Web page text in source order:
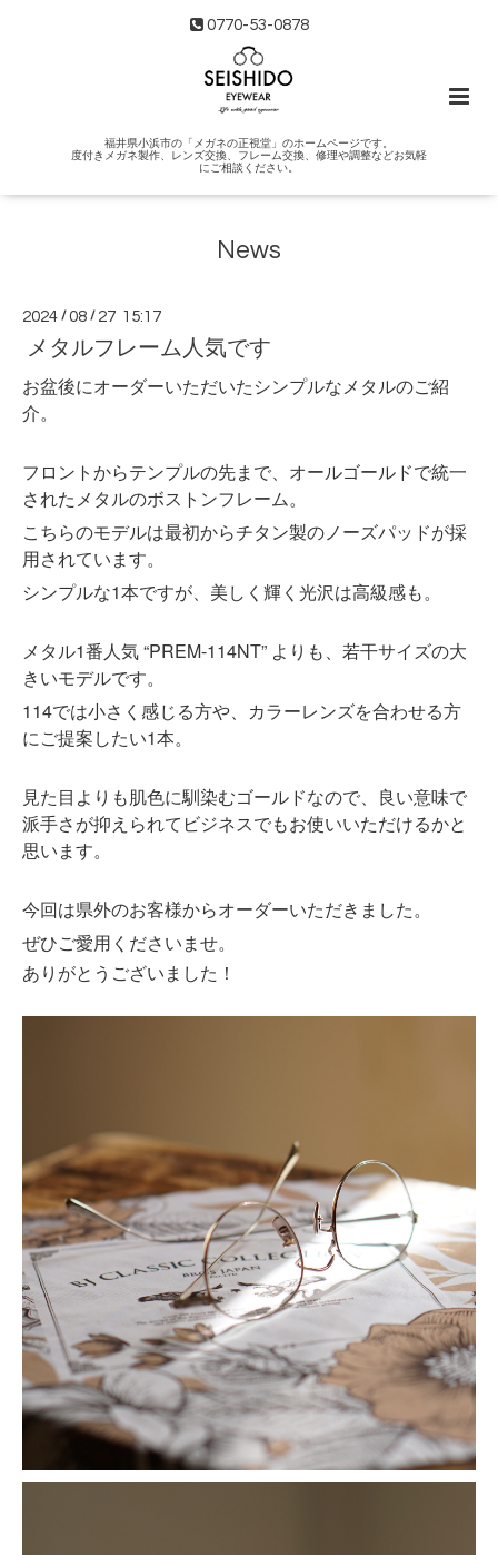
0770-53-0878
福井県小浜市の「メガネの正視堂」のホームページです。
度付きメガネ製作、レンズ交換、フレーム交換、修理や調整などお気軽
にご相談ください。
News
2024 /08 / 27 15:17
メタルフレーム人気です
お盆後にオーダーいただいたシンプルなメタルのご紹
介。
フロントからテンプルの先まで、オールゴールドで統一
されたメタルのボストンフレーム。
こちらのモデルは最初からチタン製のノーズパッドが採
用されています。
シンプルな1本ですが、美しく輝く光沢は高級感も。
メタル1番人気 “PREM-114NT” よりも、若干サイズの大
きいモデルです。
114では小さく感じる方や、カラーレンズを合わせる方
にご提案したい1本。
見た目よりも肌色に馴染むゴールドなので、良い意味で
派手さが抑えられてビジネスでもお使いいただけるかと
思います。
今回は県外のお客様からオーダーいただきました。
ぜひご愛用くださいませ。
ありがとうございました！